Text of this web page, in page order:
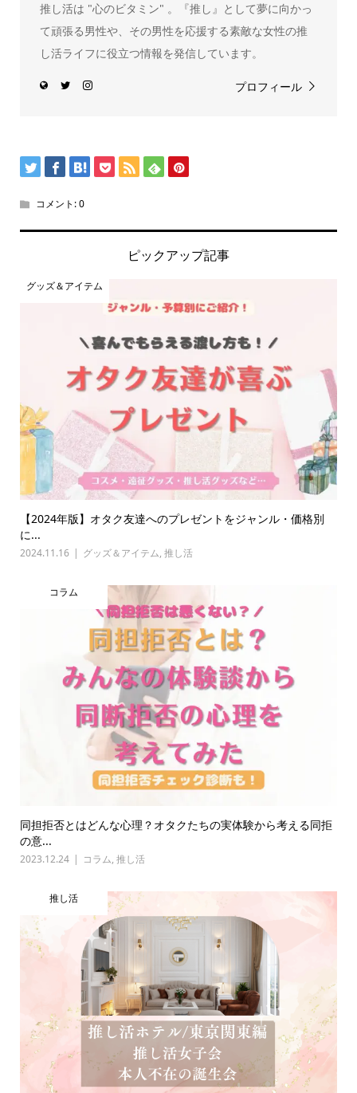
推し活は "心のビタミン" 。『推し』として夢に向かっ
て頑張る男性や、その男性を応援する素敵な女性の推
し活ライフに役立つ情報を発信しています。
プロフィール
コメント:0
ピックアップ記事
グッズ＆アイテム
【2024年版】オタク友達へのプレゼントをジャンル・価格別
に...
2024.11.16 グッズ＆アイテム, 推し活
コラム
同担拒否とはどんな心理？オタクたちの実体験から考える同拒
の意...
2023.12.24 コラム, 推し活
推し活